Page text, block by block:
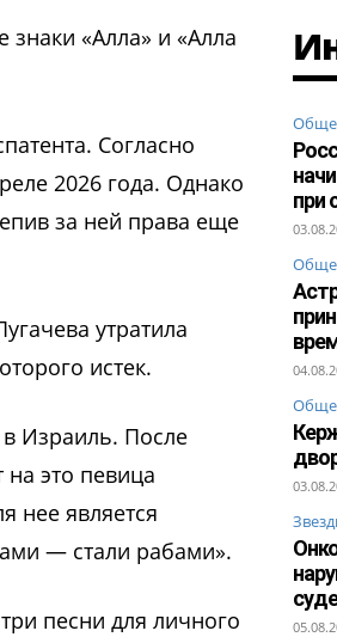
«Алла» и «Алла
Согласно
2026 года. Однако
за ней права еще
утратила
истек.
в Израиль. После
на это певица
нее является
— стали рабами».
песни для личного
при